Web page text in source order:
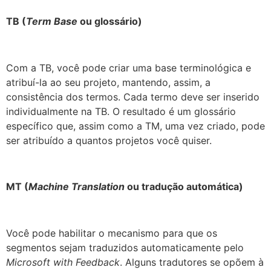
TB (Term Base ou glossário)
Com a TB, você pode criar uma base terminológica e
atribuí-la ao seu projeto, mantendo, assim, a
consistência dos termos. Cada termo deve ser inserido
individualmente na TB. O resultado é um glossário
específico que, assim como a TM, uma vez criado, pode
ser atribuído a quantos projetos você quiser.
MT (Machine Translation ou tradução automática)
Você pode habilitar o mecanismo para que os
segmentos sejam traduzidos automaticamente pelo
Microsoft with Feedback. Alguns tradutores se opõem à